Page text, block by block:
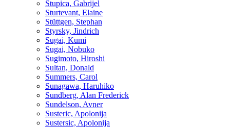
Stupica, Gabrijel
Sturtevant, Elaine
Stüttgen, Stephan
Styrsky, Jindrich
Sugai, Kumi
Sugai, Nobuko
Sugimoto, Hiroshi
Sultan, Donald
Summers, Carol
Sunagawa, Haruhiko
Sundberg, Alan Frederick
Sundelson, Avner
Susteric, Apolonija
Sustersic, Apolonija